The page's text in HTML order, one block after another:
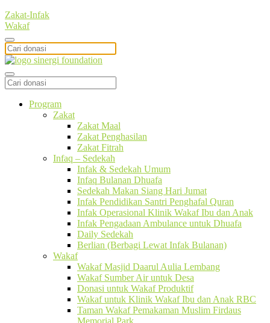
Zakat-Infak
Wakaf
Program
Zakat
Zakat Maal
Zakat Penghasilan
Zakat Fitrah
Infaq – Sedekah
Infak & Sedekah Umum
Infaq Bulanan Dhuafa
Sedekah Makan Siang Hari Jumat
Infak Pendidikan Santri Penghafal Quran
Infak Operasional Klinik Wakaf Ibu dan Anak
Infak Pengadaan Ambulance untuk Dhuafa
Daily Sedekah
Berlian (Berbagi Lewat Infak Bulanan)
Wakaf
Wakaf Masjid Daarul Aulia Lembang
Wakaf Sumber Air untuk Desa
Donasi untuk Wakaf Produktif
Wakaf untuk Klinik Wakaf Ibu dan Anak RBC
Taman Wakaf Pemakaman Muslim Firdaus
Memorial Park